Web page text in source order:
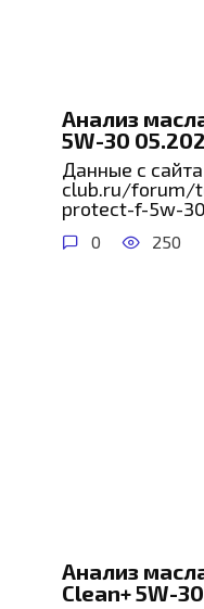
Анализ
5W-30
Данные с
club.ru/forum/
protect-f-5w-
0 250
Анализ
Clean+ 5W-